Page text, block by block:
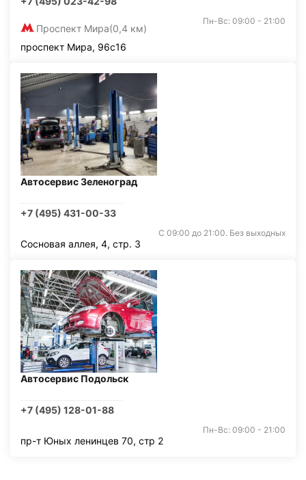
Проспект Мира(0,4 км)
Пн-Вс: 09:00 - 21:00
проспект Мира, 96с16
Автосервис Зеленоград
+7 (495) 431-00-33
С 09:00 до 21:00. Без выходных
Сосновая аллея, 4, стр. 3
Автосервис Подольск
+7 (495) 128-01-88
Пн-Вс: 09:00 - 21:00
пр-т Юных ленинцев 70, стр 2